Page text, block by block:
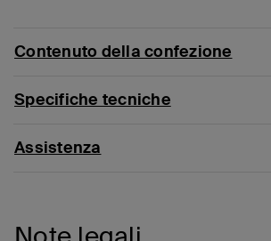
Contenuto della confezione
Specifiche tecniche
Assistenza